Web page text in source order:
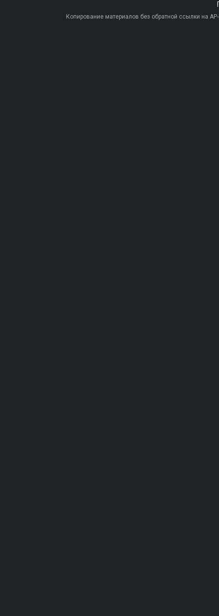
Копирование материалов без обратной ссылки на